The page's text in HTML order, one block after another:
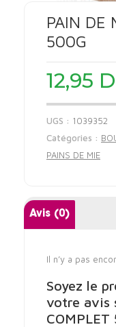
PAIN DE
500G
12,95
UGS : 1039352
Catégories :
PAINS DE MIE
Avis (0)
Il n’y a pas
Soyez le
votre avis
COMPLET